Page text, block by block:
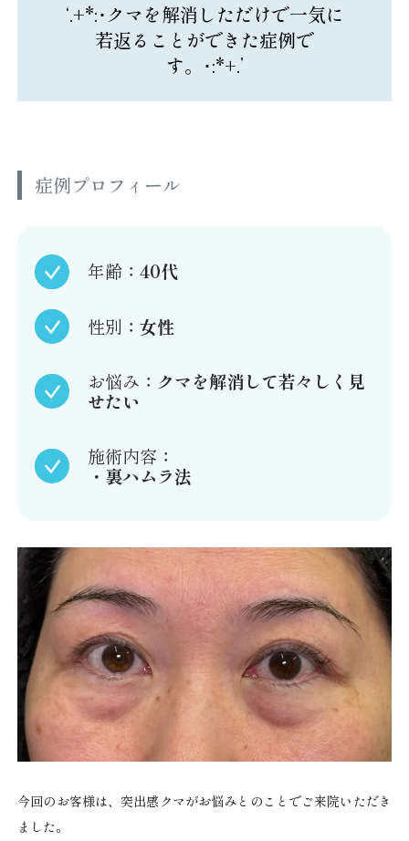
‘.+*:･クマを解消しただけで一気に
若返ることができた症例で
す。･:*+.’
症例プロフィール
年齢：40代
性別 ：女性
お悩み ：クマを解消して若々しく見
せたい
施術内容 ：
・裏ハムラ法
今回のお客様は、突出感クマがお悩みとのことでご来院いただき
ました。